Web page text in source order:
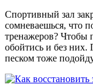
Спортивный зал
сомневаешься, что
тренажеров?
обойтись и без них.
песком тоже